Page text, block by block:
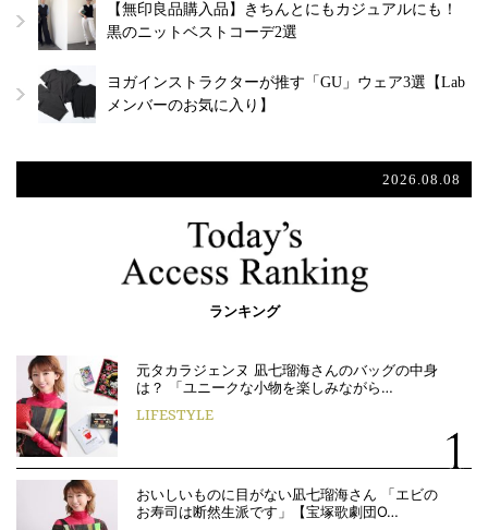
【無印良品購入品】きちんとにもカジュアルにも！
黒のニットベストコーデ2選
ヨガインストラクターが推す「GU」ウェア3選【Lab
メンバーのお気に入り】
2026.08.08
ランキング
元タカラジェンヌ 凪七瑠海さんのバッグの中身
は？ 「ユニークな小物を楽しみながら…
LIFESTYLE
おいしいものに目がない凪七瑠海さん 「エビの
お寿司は断然生派です」【宝塚歌劇団O…